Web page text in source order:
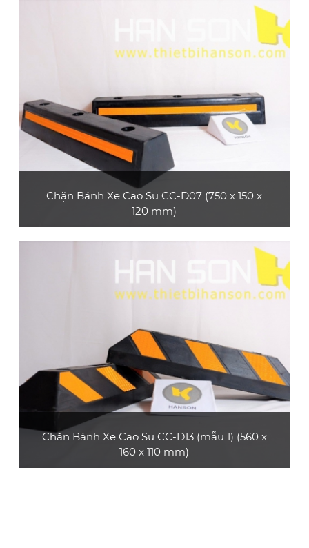
thường sử dụng ở các bãi đậu xe, gara,... phù
XEM CHI TIẾT
Chặn Bánh Xe Cao Su CC-D07 (750 x 150 x
120 mm)
thường sử dụng ở các bãi đậu xe, gara,... phù
hợp với xe ô tô con, xe tải nhỏ
XEM CHI TIẾT
Chặn Bánh Xe Cao Su CC-D13 (mẫu 1) (560 x
160 x 110 mm)